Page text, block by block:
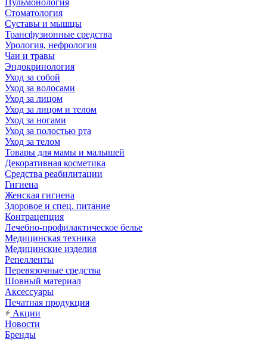
Пульмонология
Стоматология
Суставы и мышцы
Трансфузионные средства
Урология, нефрология
Чаи и травы
Эндокринология
Уход за собой
Уход за волосами
Уход за лицом
Уход за лицом и телом
Уход за ногами
Уход за полостью рта
Уход за телом
Товары для мамы и малышей
Декоративная косметика
Средства реабилитации
Гигиена
Женская гигиена
Здоровое и спец. питание
Контрацепция
Лечебно-профилактическое белье
Медицинская техника
Медицинские изделия
Репелленты
Перевязочные средства
Шовный материал
Аксессуары
Печатная продукция
Акции
Новости
Бренды